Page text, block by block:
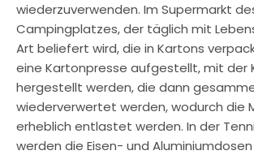
wiederzuverwenden. Im Supermarkt
Campingplatzes, der täglich mit
Art beliefert wird, die in Kartons
eine Kartonpresse aufgestellt, mit der
hergestellt werden, die dann
wiederverwertet werden, wodurch die
erheblich entlastet werden. In der
werden die Eisen- und